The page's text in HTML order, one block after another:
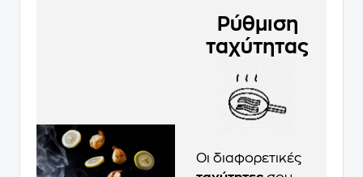
Ρύθμιση
ταχύτητας
Οι διαφορετικές